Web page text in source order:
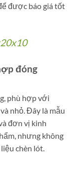
được báo giá tốt
đóng
phù hợp với
nhỏ. Đây là mẫu
đơn vị kinh
nhưng không
chèn lót.